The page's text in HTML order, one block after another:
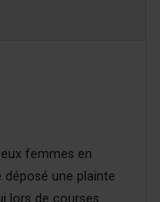
femmes en
une plainte